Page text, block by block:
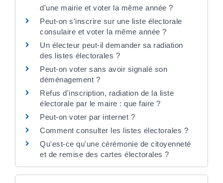
d'une mairie et voter la même année ?
Peut-on s'inscrire sur une liste électorale
consulaire et voter la même année ?
Un électeur peut-il demander sa radiation
des listes électorales ?
Peut-on voter sans avoir signalé son
déménagement ?
Refus d'inscription, radiation de la liste
électorale par le maire : que faire ?
Peut-on voter par internet ?
Comment consulter les listes électorales ?
Qu'est-ce qu'une cérémonie de citoyenneté
et de remise des cartes électorales ?